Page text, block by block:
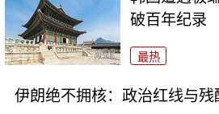
破百年纪录
最热
伊朗绝不拥核：政治红线与残